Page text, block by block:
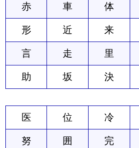
赤 車 体
形 近 来
言 走 里
助 坂 決
医 位 冷
努 囲 完